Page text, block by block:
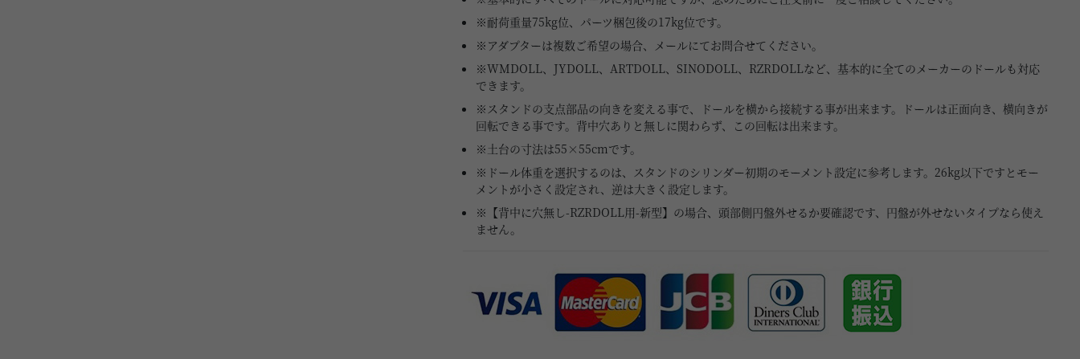
※耐荷重量75kg位、パーツ梱包後の17kg位です。
※アダプターは複数ご希望の場合、メールにてお問合せてください。
※WMDOLL、JYDOLL、ARTDOLL、SINODOLL、RZRDOLLなど、基本的に全てのメーカーのドールも対応
できます。
※スタンドの支点部品の向きを変える事で、ドールを横から接続する事が出来ます。ドールは正面向き、横向きが
回転できる事です。背中穴ありと無しに関わらず、この回転は出来ます。
※土台の寸法は55×55cmです。
※ドール体重を選択するのは、スタンドのシリンダー初期のモーメント設定に参考します。26kg以下ですとモー
メントが小さく設定され、逆は大きく設定します。
※【背中に穴無し-RZRDOLL用-新型】の場合、頭部側円盤外せるか要確認です、円盤が外せないタイプなら使え
ません。